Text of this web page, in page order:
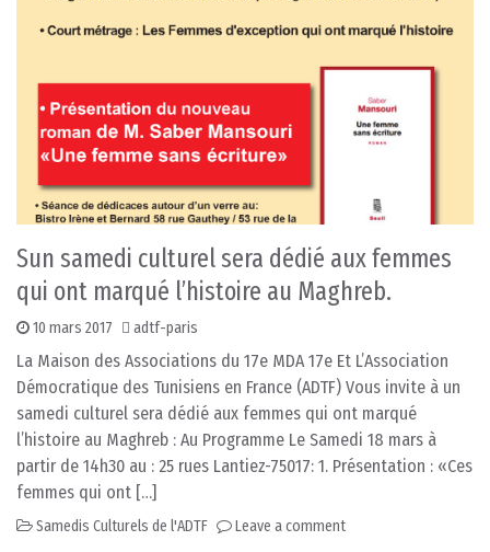
Sun samedi culturel sera dédié aux femmes
qui ont marqué l’histoire au Maghreb.
10 mars 2017 adtf-paris
La Maison des Associations du 17e MDA 17e Et L’Association
Démocratique des Tunisiens en France (ADTF) Vous invite à un
samedi culturel sera dédié aux femmes qui ont marqué
l’histoire au Maghreb : Au Programme Le Samedi 18 mars à
partir de 14h30 au : 25 rues Lantiez-75017: 1. Présentation : «Ces
femmes qui ont […]
Samedis Culturels de l'ADTF Leave a comment